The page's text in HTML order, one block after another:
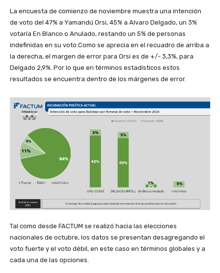
La encuesta de comienzo de noviembre muestra una intención
de voto del 47% a Yamandú Orsi, 45% a Alvaro Delgado, un 3%
votaría En Blanco o Anulado, restando un 5% de personas
indefinidas en su voto.Como se aprecia en el recuadro de arriba a
la derecha, el margen de error para Orsi es de +/- 3,3%, para
Delgado 2,9%. Por lo que en términos estadísticos estos
resultados se encuentra dentro de los márgenes de error.
Tal como desde FACTUM se realizó hacia las elecciones
nacionales de octubre, los datos se presentan desagregando el
voto fuerte y el voto débil, en este caso en términos globales y a
cada una de las opciones.